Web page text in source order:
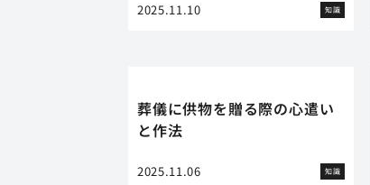
2025.11.10 知識
葬儀に供物を贈る際の心遣い
と作法
2025.11.06 知識